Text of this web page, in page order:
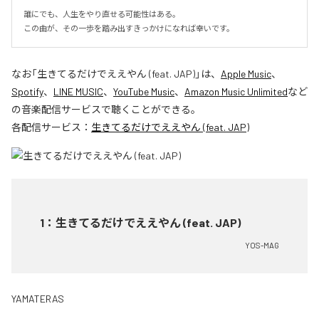
誰にでも、人生をやり直せる可能性はある。
この曲が、その一歩を踏み出すきっかけになれば幸いです。
なお「生きてるだけでええやん (feat. JAP)」は、 Apple Music、
Spotify、 LINE MUSIC、 YouTube Music、 Amazon Music Unlimitedなど
の音楽配信サービスで聴くことができる。
各配信サービス： 生きてるだけでええやん (feat. JAP)
1 ： 生きてるだけでええやん (feat. JAP)
YOS-MAG
YAMATERAS